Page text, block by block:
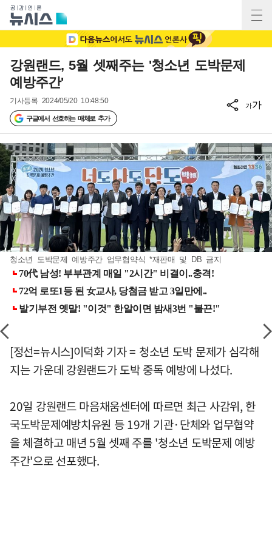
강원랜드, 5월 셋째주는 '청소년 도박문제
예방주간'
기사등록 2024/05/20 10:48:50
구글에서 선호하는 매체로 추가
가가
청소년 도박문제 예방주간 업무협약식 *재판매 및 DB 금지
[정선=뉴시스]이덕화 기자 = 청소년 도박 문제가 심각해
지는 가운데 강원랜드가 도박 중독 예방에 나섰다.
20일 강원랜드 마음채움센터에 따르면 최근 사감위, 한
국도박문제예방치유원 등 19개 기관·단체와 업무협약
을 체결하고 매년 5월 셋째 주를 '청소년 도박문제 예방
주간'으로 선포했다.